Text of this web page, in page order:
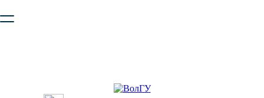
безопасную работу с сайтом. Пожалуйста